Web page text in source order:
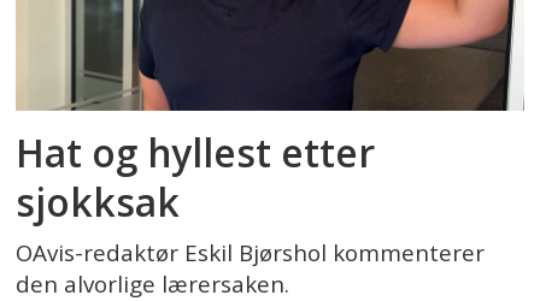
Hat og hyllest etter
sjokksak
OAvis-redaktør Eskil Bjørshol kommenterer
den alvorlige lærersaken.